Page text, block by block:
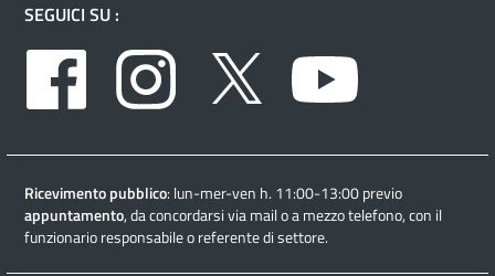
SEGUICI SU :
Facebook
Instagram Twitter
Ricevimento pubblico: lun-mer-ven h. 11:00-13:00 previo
appuntamento, da concordarsi via mail o a mezzo telefono, con il
funzionario responsabile o referente di settore.